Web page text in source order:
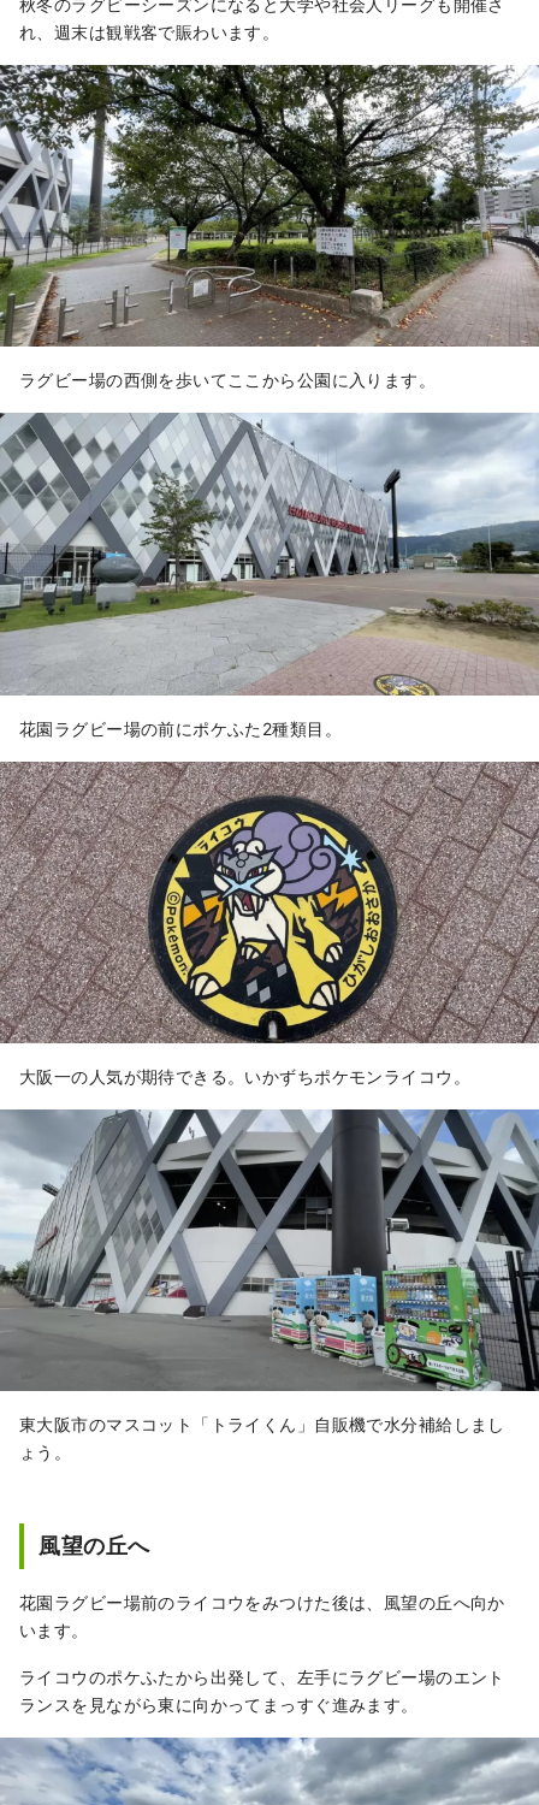
秋冬のラグビーシーズンになると大学や社会人リーグも開催さ
れ、週末は観戦客で賑わいます。
ラグビー場の西側を歩いてここから公園に入ります。
花園ラグビー場の前にポケふた2種類目。
大阪一の人気が期待できる。いかずちポケモンライコウ。
東大阪市のマスコット「トライくん」自販機で水分補給しまし
ょう。
風望の丘へ
花園ラグビー場前のライコウをみつけた後は、風望の丘へ向か
います。
ライコウのポケふたから出発して、左手にラグビー場のエント
ランスを見ながら東に向かってまっすぐ進みます。